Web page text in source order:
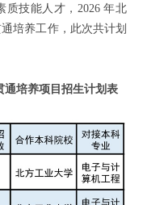
质技能人才，2026 年北
培养工作，此次共计划
通培养项目招生计划表